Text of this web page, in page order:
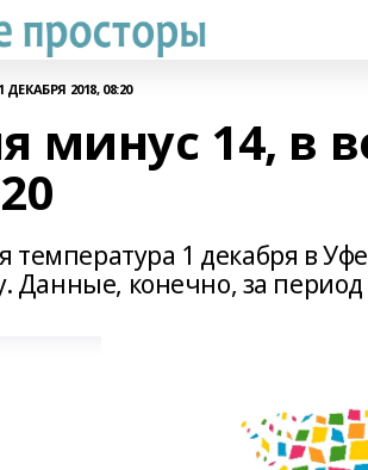
1 ДЕКАБРЯ 2018, 08:20
минус 14, в
температура 1 декабря в
Данные, конечно, за